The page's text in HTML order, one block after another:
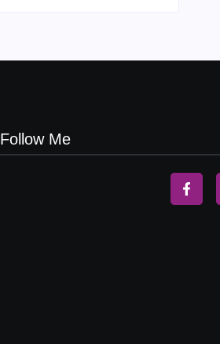
Follow Me